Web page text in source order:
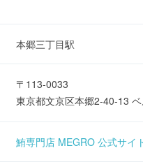
本郷三丁目駅
〒113-0033
東京都文京区本郷2-40-13
鮪専門店 MEGRO 公式サイ